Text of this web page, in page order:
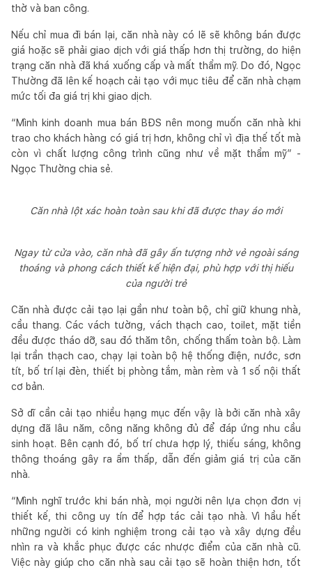
thờ và ban công.
Nếu chỉ mua đi bán lại, căn nhà này có lẽ sẽ không bán được
giá hoặc sẽ phải giao dịch với giá thấp hơn thị trường, do hiện
trạng căn nhà đã khá xuống cấp và mất thẩm mỹ. Do đó, Ngọc
Thường đã lên kế hoạch cải tạo với mục tiêu để căn nhà chạm
mức tối đa giá trị khi giao dịch.
“Mình kinh doanh mua bán BĐS nên mong muốn căn nhà khi
trao cho khách hàng có giá trị hơn, không chỉ vì địa thế tốt mà
còn vì chất lượng công trình cũng như về mặt thẩm mỹ” -
Ngọc Thường chia sẻ.
Căn nhà lột xác hoàn toàn sau khi đã được thay áo mới
Ngay từ cửa vào, căn nhà đã gây ấn tượng nhờ vẻ ngoài sáng
thoáng và phong cách thiết kế hiện đại, phù hợp với thị hiếu
của người trẻ
Căn nhà được cải tạo lại gần như toàn bộ, chỉ giữ khung nhà,
cầu thang. Các vách tường, vách thạch cao, toilet, mặt tiền
đều được tháo dỡ, sau đó thăm tôn, chống thấm toàn bộ. Làm
lại trần thạch cao, chạy lại toàn bộ hệ thống điện, nước, sơn
tít, bố trí lại đèn, thiết bị phòng tắm, màn rèm và 1 số nội thất
cơ bản.
Sở dĩ cần cải tạo nhiều hạng mục đến vậy là bởi căn nhà xây
dựng đã lâu năm, công năng không đủ để đáp ứng nhu cầu
sinh hoạt. Bên cạnh đó, bố trí chưa hợp lý, thiếu sáng, không
thông thoáng gây ra ẩm thấp, dẫn đến giảm giá trị của căn
nhà.
“Mình nghĩ trước khi bán nhà, mọi người nên lựa chọn đơn vị
thiết kế, thi công uy tín để hợp tác cải tạo nhà. Vì hầu hết
những người có kinh nghiệm trong cải tạo và xây dựng đều
nhìn ra và khắc phục được các nhược điểm của căn nhà cũ.
Việc này giúp cho căn nhà sau cải tạo sẽ hoàn thiện hơn, tốt